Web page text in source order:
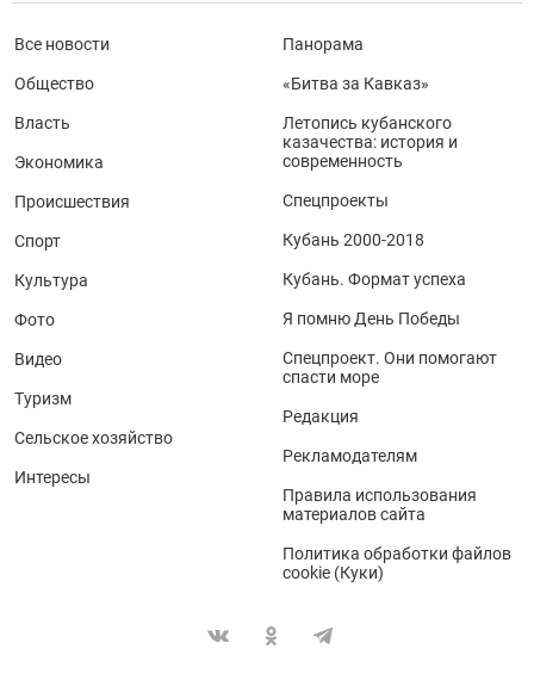
Все новости
Общество
Власть
Экономика
Происшествия
Спорт
Культура
Фото
Видео
Туризм
Сельское хозяйство
Интересы
Панорама
«Битва за Кавказ»
Летопись кубанского
казачества: история и
современность
Спецпроекты
Кубань 2000-2018
Кубань. Формат успеха
Я помню День Победы
Спецпроект. Они помогают
спасти море
Редакция
Рекламодателям
Правила использования
материалов сайта
Политика обработки файлов
cookie (Куки)